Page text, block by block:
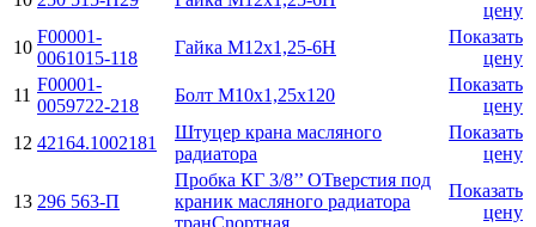
цену
10
F00001-
0061015-118
Гайка М12х1,25-6H
Показать
цену
11
F00001-
0059722-218
Болт М10х1,25х120
Показать
цену
12 42164.1002181
Штуцер крана масляного
радиатора
Показать
цену
13 296 563-П
Пробка КГ 3/8’’ ОТверстия под
краник масляного радиатора
транCnортная
Показать
цену